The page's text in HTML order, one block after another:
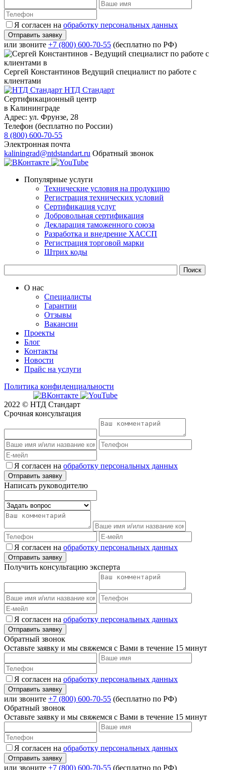
Я согласен на обработку персональных данных
или звоните +7 (800) 600-70-55 (бесплатно по РФ)
Сергей Константинов Ведущий специалист по работе с
клиентами
НТД Стандарт
Сертификационный центр
в Калининграде
Адрес: ул. Фрунзе, 28
Телефон (бесплатно по России)
8 (800) 600-70-55
Электронная почта
kaliningrad@ntdstandart.ru Обратный звонок
Популярные услуги
Технические условия на продукцию
Регистрация технических условий
Сертификация услуг
Добровольная сертификация
Декларация таможенного союза
Разработка и внедрение ХАССП
Регистрация торговой марки
Штрих коды
О нас
Специалисты
Гарантии
Отзывы
Вакансии
Проекты
Блог
Контакты
Новости
Прайс на услуги
Политика конфиденциальности
2022 © НТД Стандарт
Срочная консультация
Я согласен на обработку персональных данных
Написать руководителю
Я согласен на обработку персональных данных
Получить консультацию эксперта
Я согласен на обработку персональных данных
Обратный звонок
Оставьте заявку и мы свяжемся с Вами в течение 15 минут
Я согласен на обработку персональных данных
или звоните +7 (800) 600-70-55 (бесплатно по РФ)
Обратный звонок
Оставьте заявку и мы свяжемся с Вами в течение 15 минут
Я согласен на обработку персональных данных
или звоните +7 (800) 600-70-55 (бесплатно по РФ)